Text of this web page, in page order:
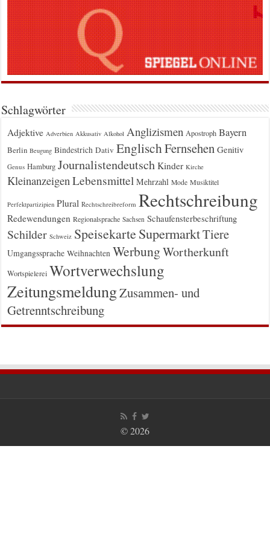
Schlagwörter
Adjektive Adverbien Akkusativ Alkohol Anglizismen Apostroph Bayern
Berlin Beugung Bindestrich Dativ EnglischFernsehen Genitiv
Genus Hamburg Journalistendeutsch Kinder Kirche
Kleinanzeigen Lebensmittel Mehrzahl Mode Musiktitel
Perfektpartizipien Plural Rechtschreibreform Rechtschreibung
Redewendungen Regionalsprache Sachsen Schaufensterbeschriftung
Schilder Schweiz Speisekarte SupermarktTiere
Umgangssprache Weihnachten WerbungWortherkunft
Wortspielerei Wortverwechslung
ZeitungsmeldungZusammen- und
Getrenntschreibung
© 2026